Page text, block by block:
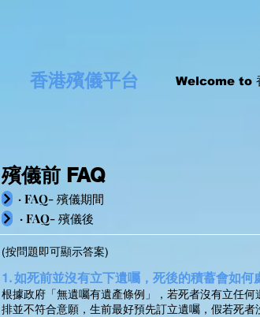
香港殯儀平台 Welcome to
殯儀前 FAQ
· FAQ- 殯儀期間
· FAQ- 殯儀後
(按問題即可顯示答案)
1. 如死前並沒有立下遺囑，死後的積蓄會如何
根據政府「無遺囑有遺產條例」，若死者沒有立任
排並不符合意願，生前最好預先訂立遺囑，假若死者